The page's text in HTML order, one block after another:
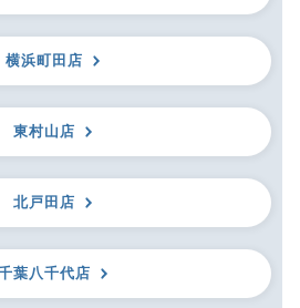
横浜町田店
東村山店
北戸田店
葉八千代店